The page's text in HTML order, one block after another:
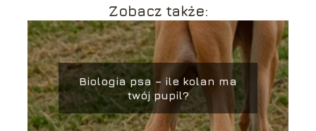
Zobacz także:
Biologia psa – ile kolan ma
twój pupil?